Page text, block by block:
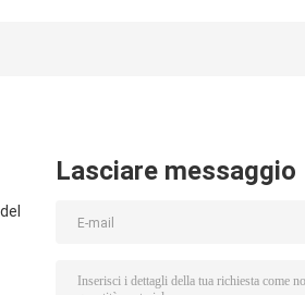
Lasciare messaggio